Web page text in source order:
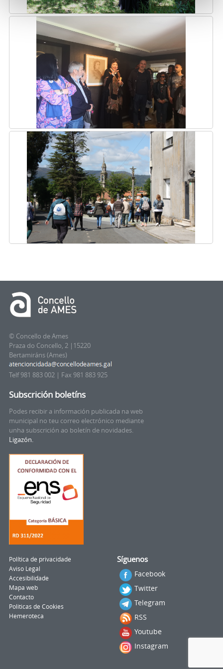
© Concello de Ames
Praza do Concello, 2 |15220
Bertamiráns (Ames)
Telf 981 883 002 | Fax 981 883 925
Subscrición boletíns
Podes recibir a información publicada na web
municipal no teu correo electrónico mediante
unha subscrición ao boletín de novidades.
Ligazón.
Síguenos
Facebook
Twitter
Telegram
RSS
Youtube
Instagram
Política de privacidade
Aviso Legal
Accesibilidade
Mapa web
Contacto
Politicas de Cookies
Hemeroteca